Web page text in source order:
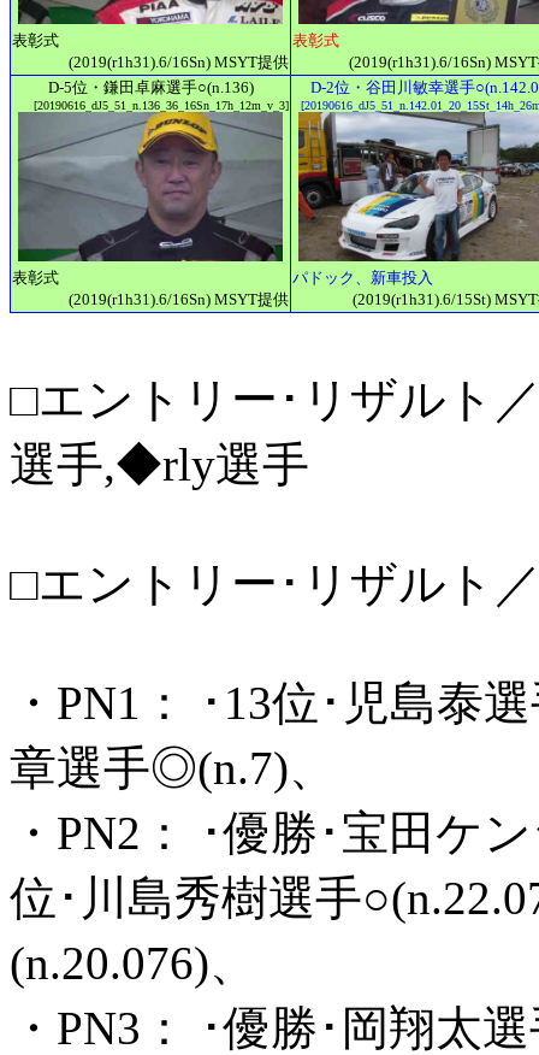
表彰式
(2019(r1h31).6/16Sn) MSYT提供
表彰式
(2019(r1h31).6/16Sn)
D-5位・鎌田卓麻選手○(n.136)
[20190616_dJ5_51_n.136_36_16Sn_17h_12m_v_3]
表彰式
(2019(r1h31).6/16Sn) MSYT提供
D-2位・谷田川敏幸選手
パドック、新車投入
(2019(r1h31).6/15St)
□エントリー･リザルト
選手,◆rly選手
□エントリー･リザルト
・PN1： ･13位･児島泰
章選手◎(n.7)、
・PN2： ･優勝･宝田ケ
位･川島秀樹選手
(n.20.076)、
・PN3： ･優勝･岡翔太